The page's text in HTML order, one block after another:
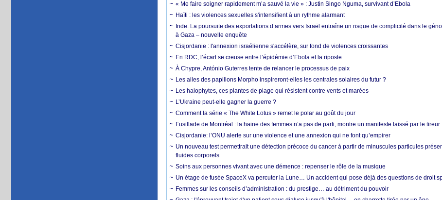
« Me faire soigner rapidement m’a sauvé la vie » : Justin Singo Nguma, survivant d’Ebola
Haïti : les violences sexuelles s'intensifient à un rythme alarmant
Inde. La poursuite des exportations d’armes vers Israël entraîne un risque de complicité dans le
à Gaza – nouvelle enquête
Cisjordanie : l'annexion israélienne s'accélère, sur fond de violences croissantes
En RDC, l’écart se creuse entre l’épidémie d’Ebola et la riposte
À Chypre, António Guterres tente de relancer le processus de paix
Les ailes des papillons Morpho inspireront-elles les centrales solaires du futur ?
Les halophytes, ces plantes de plage qui résistent contre vents et marées
L’Ukraine peut-elle gagner la guerre ?
Comment la série « The White Lotus » remet le polar au goût du jour
Fusillade de Montréal : la haine des femmes n’a pas de parti, montre un manifeste laissé par le tireur
Cisjordanie: l’ONU alerte sur une violence et une annexion qui ne font qu’empirer
Un nouveau test permettrait une détection précoce du cancer à partir de minuscules particules
fluides corporels
Soins aux personnes vivant avec une démence : repenser le rôle de la musique
Un étage de fusée SpaceX va percuter la Lune… Un accident qui pose déjà des questions de droit
Femmes sur les conseils d’administration : du prestige… au détriment du pouvoir